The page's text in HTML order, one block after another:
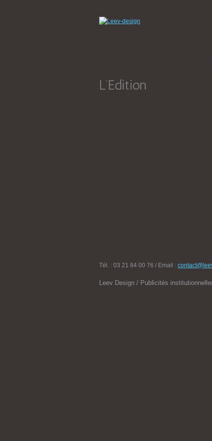
L’Edition
Tél. : 03 21 84 00 76 / Email :
Leev Design / Publicités